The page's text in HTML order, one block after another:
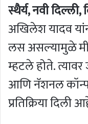
स्थैर्य, नवी दिल्ली,
अखिलेश यादव
लस असल्यामुळे
म्हटले होते.
आणि नॅशनल
प्रतिक्रिया दिली